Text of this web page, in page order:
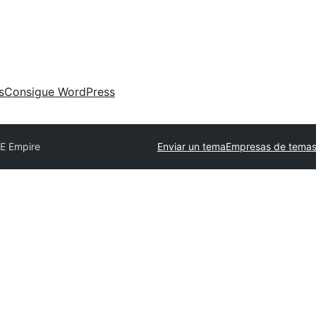
Consigue WordPress
Empire Enviar un temaEmpresas de